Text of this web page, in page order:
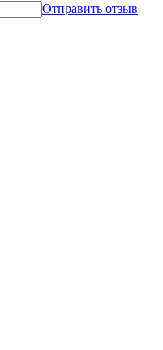
Отправить отзыв